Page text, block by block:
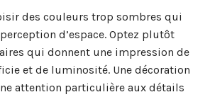
des couleurs trop sombres qui
d’espace. Optez plutôt
qui donnent une impression de
et de luminosité. Une décoration
attention particulière aux détails